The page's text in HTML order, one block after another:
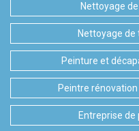
Nettoyage
Nettoyage de
Peinture et
Peintre
Entreprise de